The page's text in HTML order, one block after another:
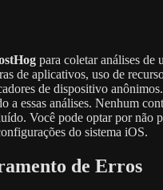
para coletar análises de
de aplicativos, uso de
de dispositivo
a essas análises. Nenhum
Você pode optar por não
do sistema iOS.
de Erros